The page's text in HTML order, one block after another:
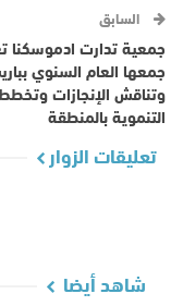
السابق
جمعية تدارت ادموسكنا
جمعها العام السنوي
وتناقش الإنجازات
التنموية بالمنطقة
تعليقات الزوار
شاهد أيضا